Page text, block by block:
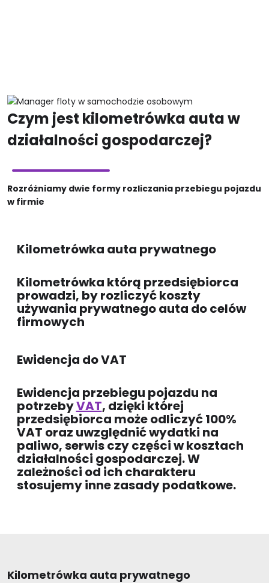
Czym jest kilometrówka auta w
działalności gospodarczej?
Rozróżniamy dwie formy rozliczania przebiegu pojazdu
w firmie
Kilometrówka auta prywatnego
Kilometrówka którą przedsiębiorca
prowadzi, by rozliczyć koszty
używania prywatnego auta do celów
firmowych
Ewidencja do VAT
Ewidencja przebiegu pojazdu na
potrzebyVAT, dzięki której
przedsiębiorca może odliczyć 100%
VAT oraz uwzględnić wydatki na
paliwo, serwis czy części w kosztach
działalności gospodarczej. W
zależności od ich charakteru
stosujemy inne zasady podatkowe.
Kilometrówka auta prywatnego